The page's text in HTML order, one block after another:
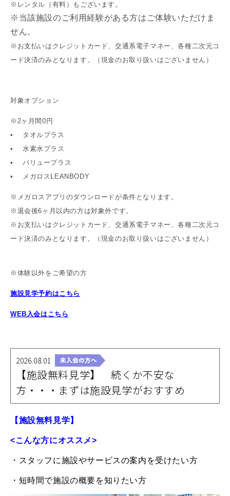
※レンタル（有料）もございます。
※当該施設のご利用経験がある方はご体験いただけま
せん。
※お支払いは クレジットカード、交通系電子マネー、各種二次元コ
ード決済のみとなります。（現金のお取り扱いはございません）
対象オプション
※2ヶ月間0円
• タオルプラス
• 水素水プラス
• バリュープラス
• メガロスLEANBODY
※メガロスアプリのダウンロードが条件となります。
※退会後6ヶ月以内の方は対象外です。
※お支払いはクレジットカード、交通系電子マネー、各種二次元コ
ード決済のみとなります。（現金のお取り扱いはございません）
※体験以外をご希望の方
施設見学予約はこちら
WEB入会はこちら
2026.08.01
【施設無料見学】 続くか不安な
方・・・まずは施設見学がおすすめ
【施設無料見学】
<こんな方にオススメ>
・スタッフに施設やサービスの案内を受けたい方
・短時間で施設の概要を知りたい方